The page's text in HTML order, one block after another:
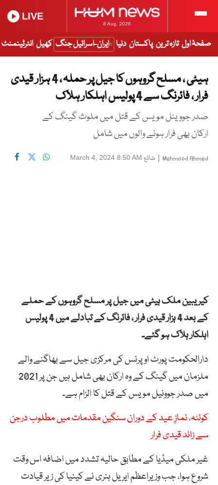
8 Aug, 2026
LIVE
صفحۂ اول تازہ ترین پاکستان دنیا ایران-اسرائیل جنگ کھیل انٹرٹینمنٹ
ہیٹی ، مسلح گروہوں کا جیل پر حملہ ، 4 ہزار قیدی
فرار ، فائرنگ سے 4 پولیس اہلکار ہلاک
صدر جووینل مویس کے قتل میں ملوث گینگ کے
ارکان بھی فرار ہونے والوں میں شامل
Mehmood Ahmed
| شائع March 4, 2024 8:50 AM
کیریبین ملک ہیٹی میں جیل پر مسلح گروہوں کے حملے
کے بعد 4 ہزار قیدی فرار ، فائرنگ کے تبادلے میں 4 پولیس
اہلکار ہلاک ہو گئے۔
دارالحکومت پورٹ او پرنس کی مرکزی جیل سے بھاگنے والے
ملزمان میں گینگ کے وہ ارکان بھی شامل ہیں جن پر 2021
میں صدر جوونیل مویس کے قتل کا الزام ہے۔
کوئٹہ، نمازِ عید کے دوران سنگین مقدمات میں مطلوب درجن
سے زائد قیدی فرار
غیر ملکی میڈیا کے مطابق حالیہ تشدد میں اضافہ اس وقت
شروع ہوا، جب وزیراعظم ایریل ہنری نے کینیا کی زیر قیادت